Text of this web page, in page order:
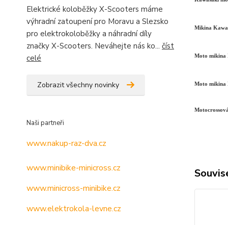
Elektrické koloběžky X-Scooters máme
výhradní zatoupení pro Moravu a Slezsko
pro elektrokoloběžky a náhradní díly
značky X-Scooters. Neváhejte nás ko... číst
celé
Zobrazit všechny novinky
Naši partneři
www.nakup-raz-dva.cz
www.minibike-minicross.cz
www.minicross-minibike.cz
www.elektrokola-levne.cz
Mikina
Moto mikina
Moto mikina